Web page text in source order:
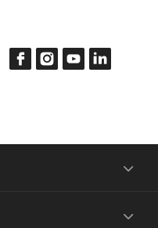
Facebook Profile Link
Instagram
Youtube